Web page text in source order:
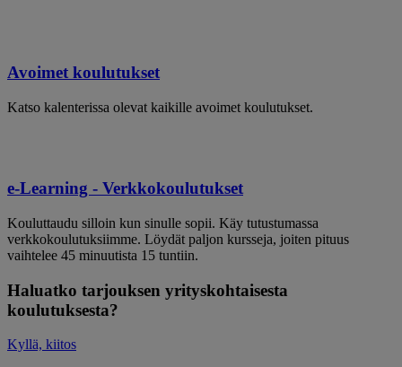
Avoimet koulutukset
Katso kalenterissa olevat kaikille avoimet koulutukset.
e-Learning - Verkkokoulutukset
Kouluttaudu silloin kun sinulle sopii. Käy tutustumassa
verkkokoulutuksiimme. Löydät paljon kursseja, joiten pituus
vaihtelee 45 minuutista 15 tuntiin.
Haluatko tarjouksen yrityskohtaisesta
koulutuksesta?
Kyllä, kiitos